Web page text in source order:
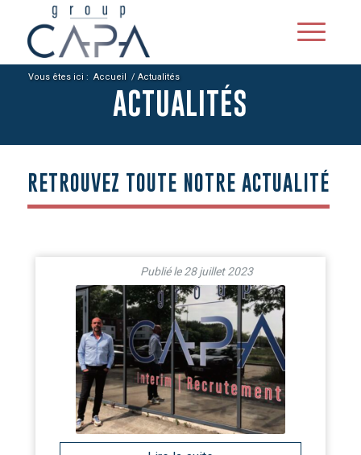
Vous êtes ici : Accueil / Actualités
ACTUALITÉS
RETROUVEZ TOUTE NOTRE ACTUALITÉ
28 juillet 2023